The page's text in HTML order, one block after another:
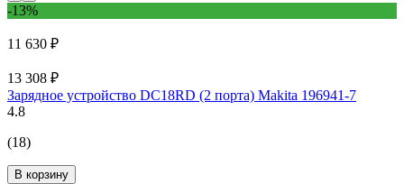
-13%
11 630 ₽
13 308 ₽
Зарядное устройство DC18RD (2 порта) Makita 196941-7
4.8
(18)
В корзину